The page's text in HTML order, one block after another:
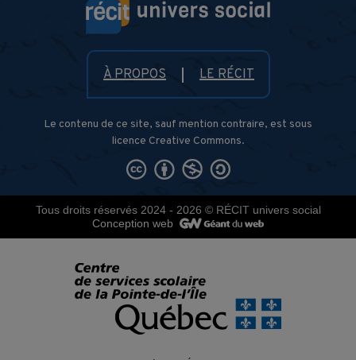
À PROPOS LE RÉCIT
Le contenu de ce site, sauf mention contraire, est sous
licence Creative Commons.
Tous droits réservés 2024 - 2026 © RÉCIT univers social
Conception web